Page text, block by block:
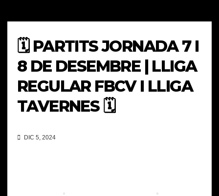
🗓️ PARTITS JORNADA 7 I
8 DE DESEMBRE | LLIGA
REGULAR FBCV I LLIGA
TAVERNES 🗓️
DIC 5, 2024